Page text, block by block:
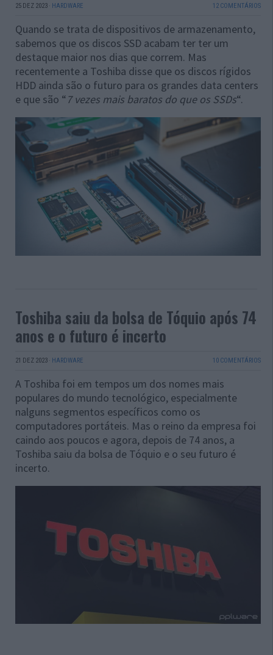
25 DEZ 2023 · HARDWARE 12 COMENTÁRIOS
Quando se trata de dispositivos de armazenamento,
sabemos que os discos SSD acabam ter ter um
destaque maior nos dias que correm. Mas
recentemente a Toshiba disse que os discos rígidos
HDD ainda são o futuro para os grandes data centers
e que são “7 vezes mais baratos do que os SSDs“.
Toshiba saiu da bolsa de Tóquio após 74
anos e o futuro é incerto
21 DEZ 2023 · HARDWARE 10 COMENTÁRIOS
A Toshiba foi em tempos um dos nomes mais
populares do mundo tecnológico, especialmente
nalguns segmentos específicos como os
computadores portáteis. Mas o reino da empresa foi
caindo aos poucos e agora, depois de 74 anos, a
Toshiba saiu da bolsa de Tóquio e o seu futuro é
incerto.